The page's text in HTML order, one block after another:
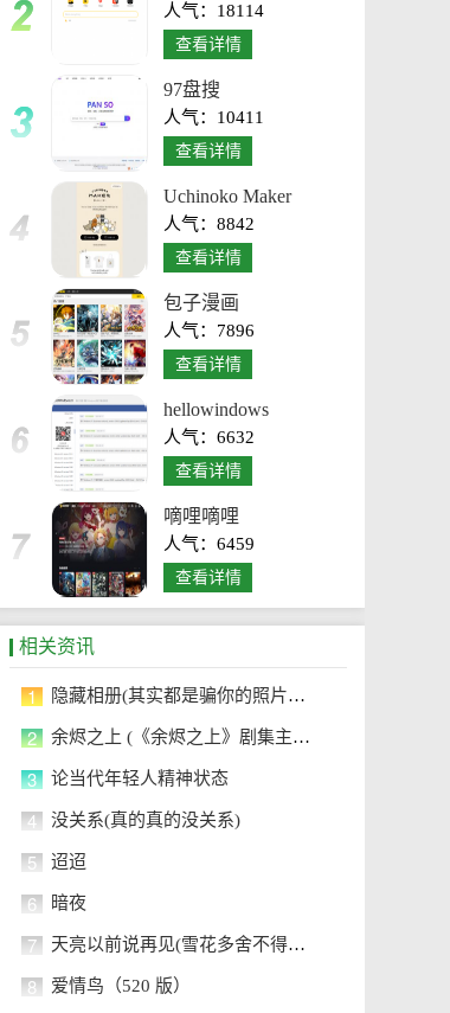
人气：18114
查看详情
97盘搜
人气：10411
查看详情
Uchinoko Maker
人气：8842
查看详情
包子漫画
人气：7896
查看详情
hellowindows
人气：6632
查看详情
嘀哩嘀哩
人气：6459
查看详情
相关资讯
1 隐藏相册(其实都是骗你的照片我没
2 余烬之上 (《余烬之上》剧集主题曲
3 论当代年轻人精神状态
4 没关系(真的真的没关系)
5 迢迢
6 暗夜
7 天亮以前说再见(雪花多舍不得冬天)
8 爱情鸟（520 版）